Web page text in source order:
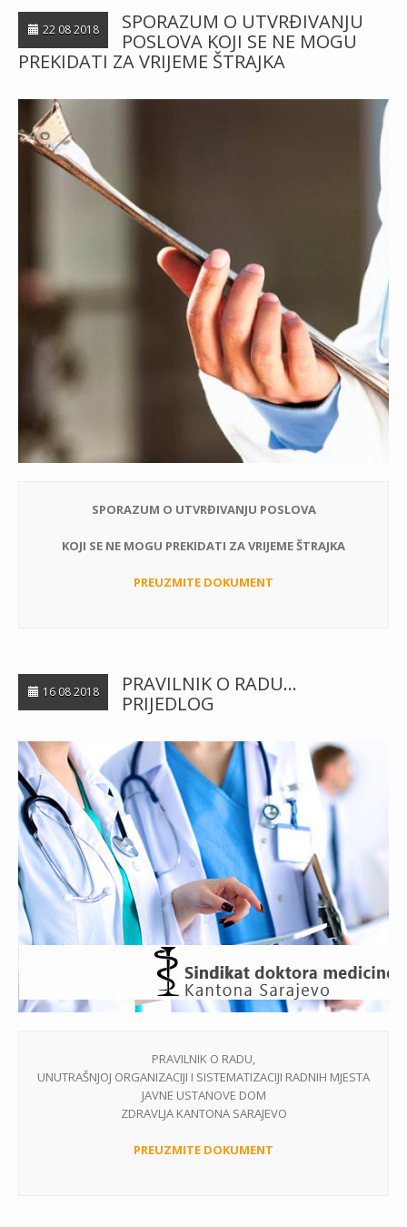
22 08 2018
SPORAZUM O UTVRĐIVANJU
POSLOVA KOJI SE NE MOGU
PREKIDATI ZA VRIJEME ŠTRAJKA
SPORAZUM O UTVRĐIVANJU POSLOVA
KOJI SE NE MOGU PREKIDATI ZA VRIJEME ŠTRAJKA
PREUZMITE DOKUMENT
16 08 2018
PRAVILNIK O RADU…
PRIJEDLOG
PRAVILNIK O RADU,
UNUTRAŠNJOJ ORGANIZACIJI I SISTEMATIZACIJI RADNIH MJESTA
JAVNE USTANOVE DOM
ZDRAVLJA KANTONA SARAJEVO
PREUZMITE DOKUMENT